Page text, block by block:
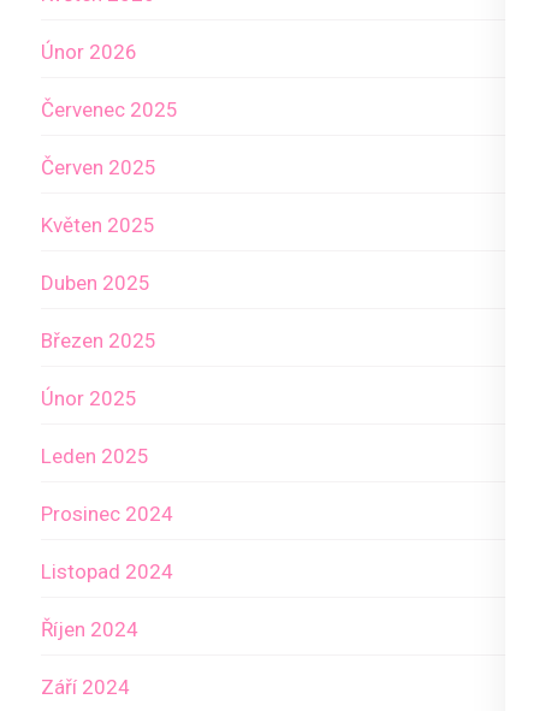
Únor 2026
Červenec 2025
Červen 2025
Květen 2025
Duben 2025
Březen 2025
Únor 2025
Leden 2025
Prosinec 2024
Listopad 2024
Říjen 2024
Září 2024